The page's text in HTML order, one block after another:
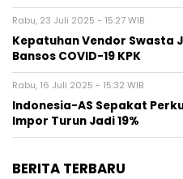
Rabu, 23 Juli 2025 - 15:27 WIB
Kepatuhan Vendor Swasta
Bansos COVID-19 KPK
Rabu, 16 Juli 2025 - 15:32 WIB
Indonesia-AS Sepakat
Impor Turun Jadi 19%
BERITA TERBARU